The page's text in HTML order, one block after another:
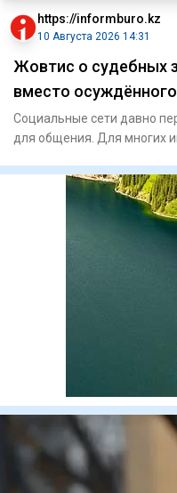
https://informburo.kz
10 Августа 2026 14:31
Жовтис о судебных
вместо
Социальные сети давно
для общения. Для многих